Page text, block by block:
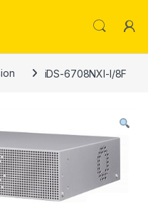
iDS-6708NXI-I/8F